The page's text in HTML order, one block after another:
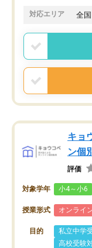
対応エリア 全国
キョ
ン個
評価
対象学年 小4～小6
授業形式 オンライ
目的 私立中学
高校受験